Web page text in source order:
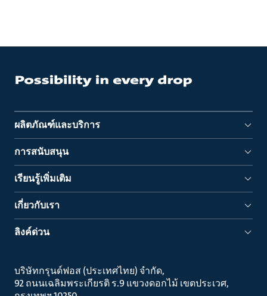
ผลิตภัณฑ์และบริการ
การสนับสนุน
เรียนรู้เพิ่มเติม
เกี่ยวกับเรา
ลิงค์ด่วน
บริษัทกรุนด์ฟอส (ประเทศไทย) จำกัด
92 ถนนเฉลิมพระเกียรติ ร.9 แขวงดอกไม้ เขตประเวศ